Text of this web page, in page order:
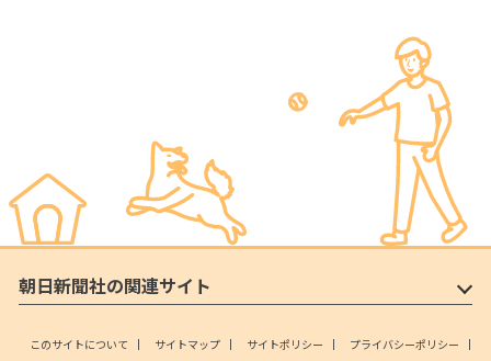
朝日新聞社の関連サイト
このサイトについて サイトマップ サイトポリシー プライバシーポリシー